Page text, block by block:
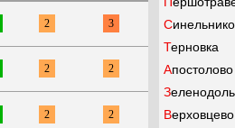
2 3
2 2
2 2
Терновка
Апостолово
Верховцево